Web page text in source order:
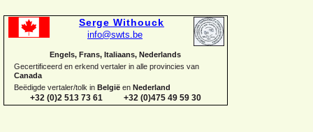
Serge Withouck
info@swts.be
Engels, Frans, Italiaans, Nederlands
Gecertificeerd en erkend vertaler in alle provincies van
Canada
Beëdigde vertaler/tolk in België en Nederland
+32 (0)2 513 73 61 +32 (0)475 49 59 30